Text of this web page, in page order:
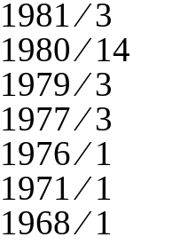
1981 ⁄ 3
1980 ⁄ 14
1979 ⁄ 3
1977 ⁄ 3
1976 ⁄ 1
1971 ⁄ 1
1968 ⁄ 1